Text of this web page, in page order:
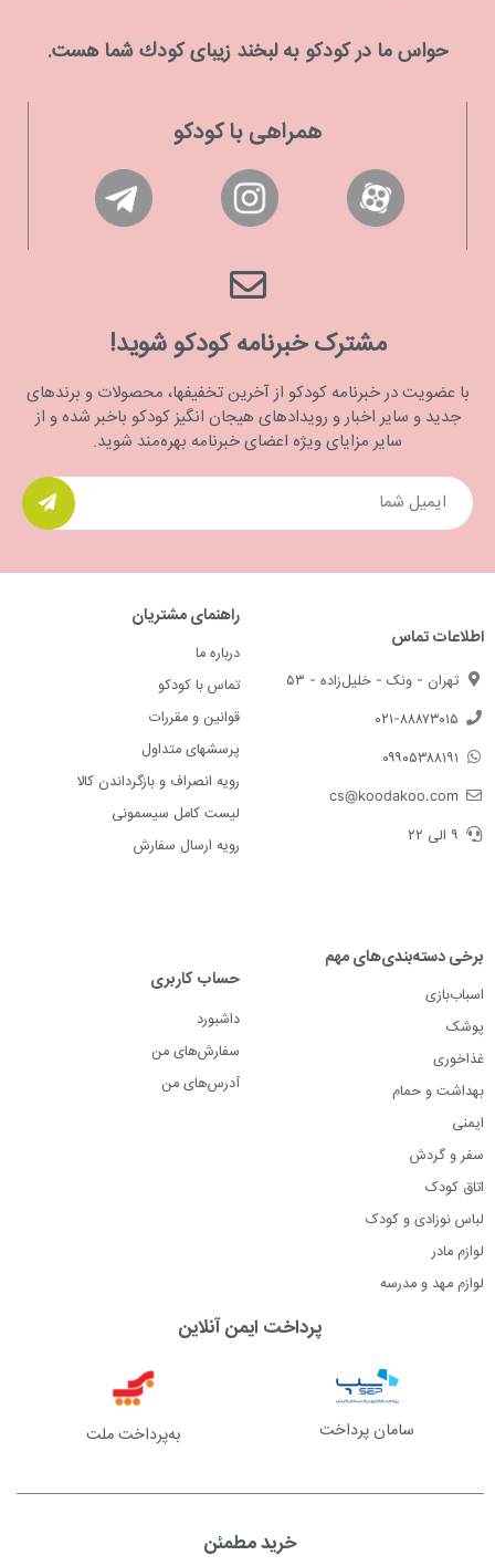
حواس ما در كودكو به لبخند زیبای كودك شما هست.
همراهی با کودکو
مشترک خبرنامه کودکو شوید!
با عضویت در خبرنامه کودکو از آخرین تخفیفها، محصولات و برندهای
جدید و سایر اخبار و رویدادهای هیجان انگیز کودکو باخبر شده و از
سایر مزایای ویژه اعضای خبرنامه بهره‌مند شوید.
اطلاعات تماس
تهران - ونک - خلیل‌زاده - ۵۳
۰۲۱-۸۸۸۷۳۰۱۵
۰۹۹۰۵۳۸۸۱۹۱
cs@koodakoo.com
۹ الی ۲۲
راهنمای مشتریان
درباره ما
تماس با کودکو
قوانین و مقررات
پرسشهای متداول
رویه انصراف و بازگرداندن کالا
لیست کامل سیسمونی
رویه ارسال سفارش
برخی دسته‌بندی‌های مهم
اسباب‌بازی
پوشک
غذاخوری
بهداشت و حمام
ایمنی
سفر و گردش
اتاق کودک
لباس نوزادی و کودک
لوازم مادر
لوازم مهد و مدرسه
حساب کاربری
داشبورد
سفارش‌های من
آدرس‌های من
پرداخت ایمن آنلاین
سامان پرداخت به‌پرداخت ملت
خرید مطمئن